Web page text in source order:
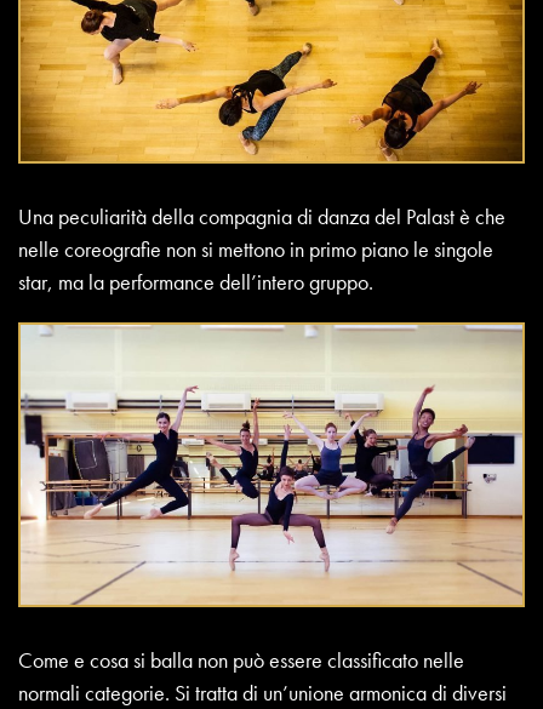
Una peculiarità della compagnia di danza del Palast è che
nelle coreografie non si mettono in primo piano le singole
star, ma la performance dell’intero gruppo.
Come e cosa si balla non può essere classificato nelle
normali categorie. Si tratta di un’unione armonica di diversi